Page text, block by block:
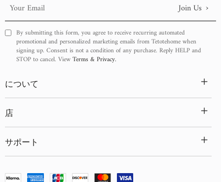
Your
Email
Join Us ›
By submitting this form, you agree to receive recurring automated
promotional and personalized marketing emails from Tetotehome when
signing up. Consent is not a condition of any purchase. Reply HELP and
STOP to cancel. ViewTerms & Privacy.
について +
店 +
サポート +